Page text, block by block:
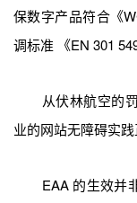
保数字产品符合《
调标准 《EN 301
从伏林航空的
业的网站无障碍实
EAA 的生效并